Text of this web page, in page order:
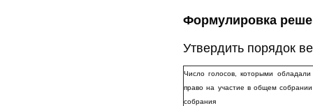
Формулировка
Утвердить порядок
Число голосов, которыми
право на участие в общем
собрания